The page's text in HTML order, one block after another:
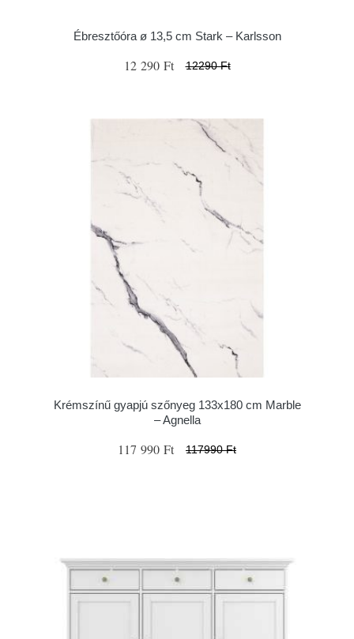
Ébresztőóra ø 13,5 cm Stark – Karlsson
12 290 Ft 12290 Ft
Krémszínű gyapjú szőnyeg 133x180 cm Marble
– Agnella
117 990 Ft 117990 Ft